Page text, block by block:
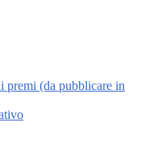
premi (da pubblicare in